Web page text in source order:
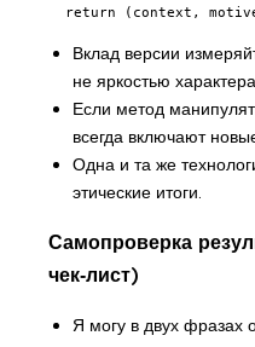
return (context,
Вклад версии
не яркостью
Если метод
всегда включают
Одна и та же
этические итоги.
Самопроверка
чек‑лист)
Я могу в двух фразах